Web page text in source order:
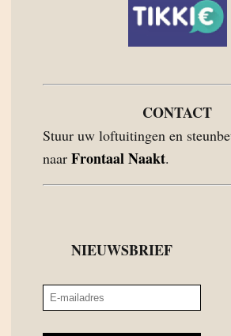
CONTACT
Stuur uw loftuitingen en
naar Frontaal Naakt.
NIEUWSBRIEF